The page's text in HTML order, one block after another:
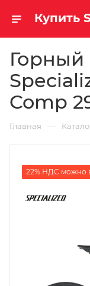
Горный
Comp
Главная —
22% НДС можно